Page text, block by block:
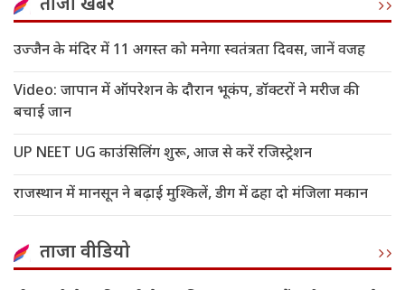
ताजा खबरें
उज्जैन के मंदिर में 11 अगस्त को मनेगा स्वतंत्रता दिवस, जानें वजह
Video: जापान में ऑपरेशन के दौरान भूकंप, डॉक्टरों ने मरीज की
बचाई जान
UP NEET UG काउंसिलिंग शुरू, आज से करें रजिस्ट्रेशन
राजस्थान में मानसून ने बढ़ाई मुश्किलें, डीग में ढहा दो मंजिला मकान
ताजा वीडियो